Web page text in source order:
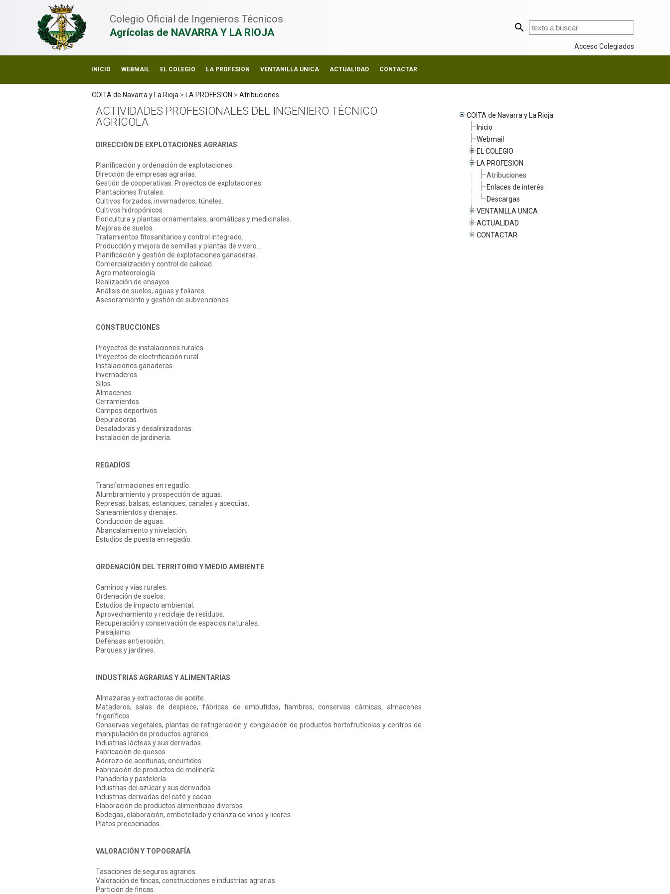
Colegio Oficial de Ingenieros Técnicos
Agrícolas de NAVARRA Y LA RIOJA
Acceso Colegiados
INICIO WEBMAIL EL COLEGIO LA PROFESION VENTANILLA UNICA ACTUALIDAD CONTACTAR
COITA de Navarra y La Rioja > LA PROFESION > Atribuciones
ACTIVIDADES PROFESIONALES DEL INGENIERO TÉCNICO
AGRÍCOLA
DIRECCIÓN DE EXPLOTACIONES AGRARIAS
Planificación y ordenación de explotaciones.
Dirección de empresas agrarias.
Gestión de cooperativas. Proyectos de explotaciones.
Plantaciones frutales.
Cultivos forzados, invernaderos, túneles.
Cultivos hidropónicos.
Floricultura y plantas ornamentales, aromáticas y medicinales.
Mejoras de suelos.
Tratamientos fitosanitarios y control integrado.
Producción y mejora de semillas y plantas de vivero...
Planificación y gestión de explotaciones ganaderas.
Comercialización y control de calidad.
Agro meteorología.
Realización de ensayos.
Análisis de suelos, aguas y foliares.
Asesoramiento y gestión de subvenciones.
CONSTRUCCIONES
Proyectos de instalaciones rurales.
Proyectos de electrificación rural.
Instalaciones ganaderas.
Invernaderos.
Silos.
Almacenes.
Cerramientos.
Campos deportivos.
Depuradoras.
Desaladoras y desalinizadoras.
Instalación de jardinería.
REGADÍOS
Transformaciones en regadío.
Alumbramiento y prospección de aguas.
Represas, balsas, estanques, canales y acequias.
Saneamientos y drenajes.
Conducción de aguas.
Abancalamiento y nivelación.
Estudios de puesta en regadío.
ORDENACIÓN DEL TERRITORIO Y MEDIO AMBIENTE
Caminos y vías rurales.
Ordenación de suelos.
Estudios de impacto ambiental.
Aprovechamiento y reciclaje de residuos.
Recuperación y conservación de espacios naturales.
Paisajismo.
Defensas antierosión.
Parques y jardines.
INDUSTRIAS AGRARIAS Y ALIMENTARIAS
Almazaras y extractoras de aceite.
Mataderos, salas de despiece, fábricas de embutidos, fiambres, conservas cárnicas, almacenes
frigoríficos.
Conservas vegetales, plantas de refrigeración y congelación de productos hortofrutícolas y centros de
manipulación de productos agrarios.
Industrias lácteas y sus derivados.
Fabricación de quesos.
Aderezo de aceitunas, encurtidos.
Fabricación de productos de molinería.
Panadería y pastelería.
Industrias del azúcar y sus derivados.
Industrias derivadas del café y cacao.
Elaboración de productos alimenticios diversos.
Bodegas, elaboración, embotellado y crianza de vinos y licores.
Platos precocinados.
VALORACIÓN Y TOPOGRAFÍA
Tasaciones de seguros agrarios.
Valoración de fincas, construcciones e industrias agrarias.
Partición de fincas.
COITA de Navarra y La Rioja
Inicio
Webmail
EL COLEGIO
LA PROFESION
Atribuciones
Enlaces de interés
Descargas
VENTANILLA UNICA
ACTUALIDAD
CONTACTAR